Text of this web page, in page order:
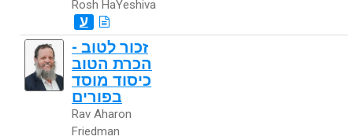
Rosh HaYeshiva
ע
זכור לטוב -
הכרת הטוב
כיסוד מוסד
בפורים
Rav Aharon
Friedman